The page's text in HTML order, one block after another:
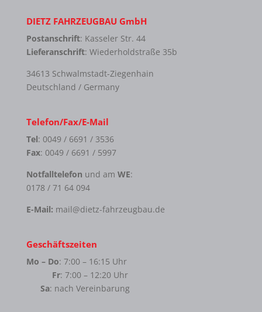
DIETZ FAHRZEUGBAU GmbH
Postanschrift: Kasseler Str. 44
Lieferanschrift: Wiederholdstraße 35b
34613 Schwalmstadt-Ziegenhain
Deutschland / Germany
Telefon/Fax/E-Mail
Tel: 0049 / 6691 / 3536
Fax: 0049 / 6691 / 5997
Notfalltelefon und am WE:
0178 / 71 64 094
E-Mail: mail@dietz-fahrzeugbau.de
Geschäftszeiten
Mo – Do: 7:00 – 16:15 Uhr
Fr: 7:00 – 12:20 Uhr
Sa: nach Vereinbarung